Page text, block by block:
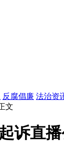
反腐倡廉 法治资
文
诉直